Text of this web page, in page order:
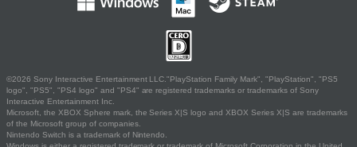
©2026 Sony Interactive Entertainment LLC."PlayStation Family Mark", "PlayStation", "PS5
logo", "PS5", "PS4 logo" and "PS4" are registered trademarks or trademarks of Sony
Interactive Entertainment Inc.
Microsoft, the XBOX Sphere mark, the Series X|S logo and XBOX Series X|S are trademarks
of the Microsoft group of companies.
Nintendo Switch is a trademark of Nintendo.